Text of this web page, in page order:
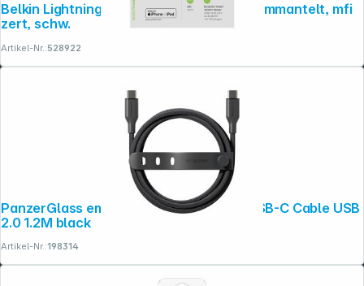
Belkin Lightning Lade/Sync Kabel 15cm, ummantelt, mfi
zert, schw.
Artikel-Nr.:528922
PanzerGlass empower 60W USB-C to USB-C Cable USB
2.0 1.2M black
Artikel-Nr.:198314